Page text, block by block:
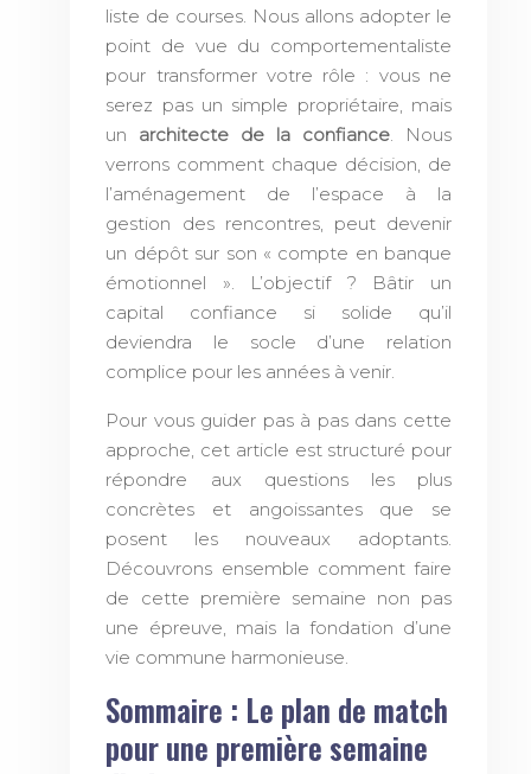
liste de courses. Nous allons adopter le
point de vue du comportementaliste
pour transformer votre rôle : vous ne
serez pas un simple propriétaire, mais
un architecte de la confiance. Nous
verrons comment chaque décision, de
l’aménagement de l’espace à la
gestion des rencontres, peut devenir
un dépôt sur son « compte en banque
émotionnel ». L’objectif ? Bâtir un
capital confiance si solide qu’il
deviendra le socle d’une relation
complice pour les années à venir.
Pour vous guider pas à pas dans cette
approche, cet article est structuré pour
répondre aux questions les plus
concrètes et angoissantes que se
posent les nouveaux adoptants.
Découvrons ensemble comment faire
de cette première semaine non pas
une épreuve, mais la fondation d’une
vie commune harmonieuse.
Sommaire : Le plan de match
pour une première semaine